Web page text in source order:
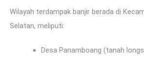
Wilayah terdampak banjir berada di
Selatan, meliputi:
Desa Panamboang (tanah